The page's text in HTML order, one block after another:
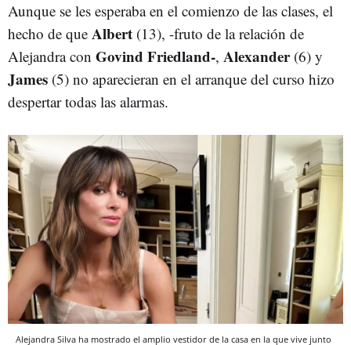
Aunque se les esperaba en el comienzo de las clases, el
hecho de que Albert (13), -fruto de la relación de
Alejandra con Govind Friedland-, Alexander(6) y
James (5) no aparecieran en el arranque del curso hizo
despertar todas las alarmas.
Alejandra Silva ha mostrado el amplio vestidor de la casa en la que vive junto